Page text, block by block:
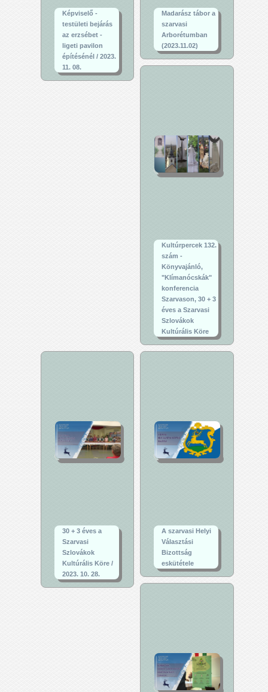
Képviselő -
testületi bejárás
az erzsébet -
ligeti pavilon
építésénél / 2023.
11. 08.
Madarász tábor a
szarvasi
Arborétumban
(2023.11.02)
Kultúrpercek 132.
szám -
Könyvajánló,
"Klímanócskák"
konferencia
Szarvason, 30 + 3
éves a Szarvasi
Szlovákok
Kultúrális Köre
30 + 3 éves a
Szarvasi
Szlovákok
Kultúrális Köre /
2023. 10. 28.
A szarvasi Helyi
Választási
Bizottság
eskütétele